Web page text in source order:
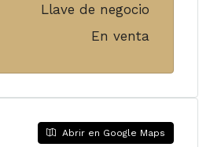
Llave de negocio
En venta
Abrir en Google Maps